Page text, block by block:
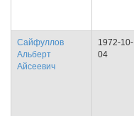
Сайфуллов
Альберт
Айсеевич
1972-10-
04